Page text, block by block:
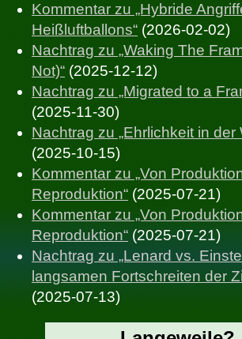
Kommentar zu „Hybride
Heißluftballons“ (2026-02-02)
Nachtrag zu „Waking The
Not)“ (2025-12-12)
Nachtrag zu „Migrated to a
(2025-11-30)
Nachtrag zu „Ehrlichkeit in der
(2025-10-15)
Kommentar zu „Von
Reproduktion“ (2025-07-21)
Kommentar zu „Von
Reproduktion“ (2025-07-21)
Nachtrag zu „Lenard vs.
langsamen Fortschreiten der
(2025-07-13)